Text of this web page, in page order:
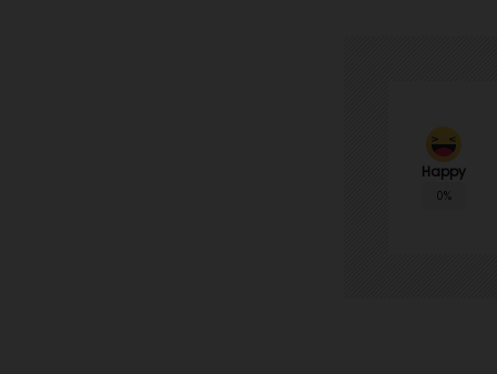
Happy
0%